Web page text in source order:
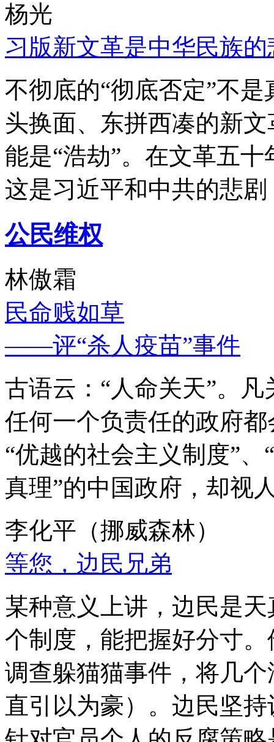
杨光
习版新文革是中华民族的
不彻底的“彻底否定”不
头换面、东拼西凑的新
能是“浩劫”。在文革五
这是习近平和中共的悲
公民维权
林傲霜
民命贱如草
——评“杀人疫苗”事件
古语云：“人命关天”。
任何一个负责任的政府
“优越的社会主义制度”
真理”的中国政府，却视
李化平（挪威森林）
等您，边民兄弟
某种意义上讲，边民是
个制度，能把握好分寸
调查躲猫猫事件，将几
直引以为豪）。边民坚